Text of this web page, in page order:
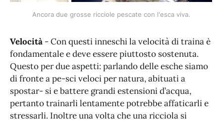
Ancora due grosse ricciole pescate con l'esca viva.
Velocità - Con questi inneschi la velocità di traina è
fondamentale e deve essere piuttosto sostenuta.
Questo per due aspetti: parlando delle esche siamo
di fronte a pe-sci veloci per natura, abituati a
spostar- si e battere grandi estensioni d’acqua,
pertanto trainarli lentamente potrebbe affaticarli e
stressarli. Inoltre una volta che una ricciola si